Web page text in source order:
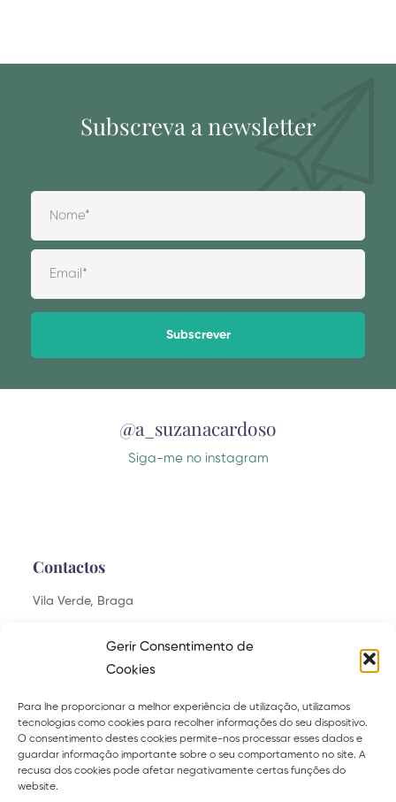
Gerir Consentimento de
Cookies
Para lhe proporcionar a melhor experiência de utilização, utilizamos
tecnologias como cookies para recolher informações do seu dispositivo.
O consentimento destes cookies permite-nos processar esses dados e
guardar informação importante sobre o seu comportamento no site. A
recusa dos cookies pode afetar negativamente certas funções do
website.
Subscreva a newsletter
@a_suzanacardoso
Siga-me no instagram
Contactos
Vila Verde, Braga
Explora
Sobre Serviços